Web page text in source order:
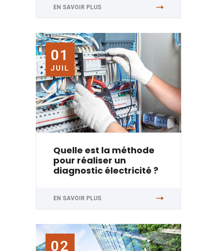
EN SAVOIR PLUS
01
JUIL
Quelle est la méthode
pour réaliser un
diagnostic électricité ?
EN SAVOIR PLUS
02